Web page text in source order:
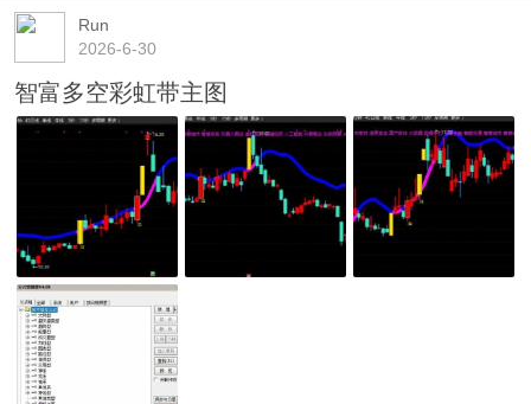
Run
2026-6-30
智富多空彩虹带主图